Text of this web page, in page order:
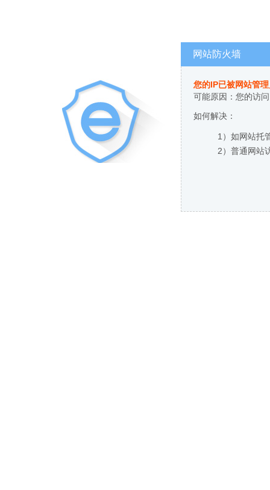
网站防火墙
您的IP已被网站管
可能原因：您的访
如何解决：
1）如网站托
2）普通网站